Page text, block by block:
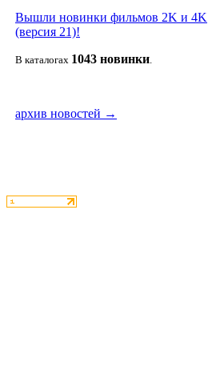
Вышли новинки фильмов 2K и 4K
(версия 21)!
В каталогах 1043 новинки.
архив новостей →